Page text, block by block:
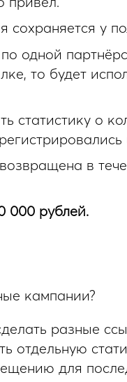
у
одной
то будет
статистику о
в
000 рублей.
кампании?
разные
отдельную
для